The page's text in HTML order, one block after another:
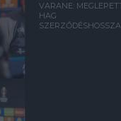
VARANE:
HAG